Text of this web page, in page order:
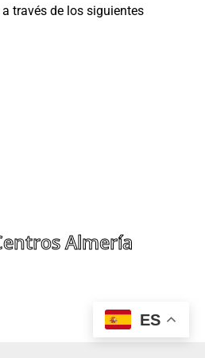
través de los siguientes
Almería
ES